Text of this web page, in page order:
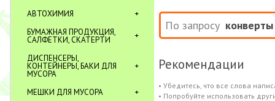
АВТОХИМИЯ
БУМАЖНАЯ ПРОДУКЦИЯ,
САЛФЕТКИ, СКАТЕРТИ
ДИСПЕНСЕРЫ,
КОНТЕЙНЕРЫ, БАКИ ДЛЯ
МУСОРА
МЕШКИ ДЛЯ МУСОРА
По запросу
Рекомендации
• Убедитесь, что все слова
• Попробуйте использовать